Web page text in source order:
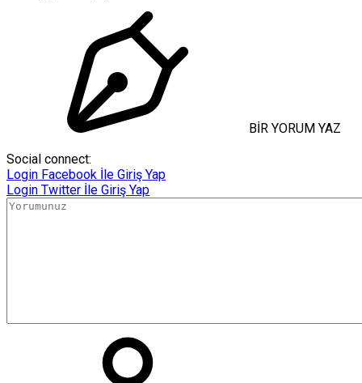
BİR YORUM YAZ
Social connect:
Login Facebook İle Giriş Yap
Login Twitter İle Giriş Yap